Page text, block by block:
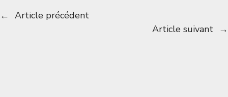
← Article précédent
Article suivant →